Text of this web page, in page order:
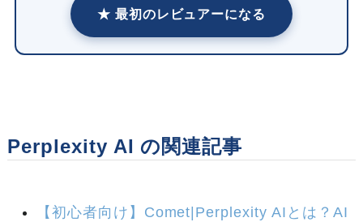
★ 最初のレビュアーになる
Perplexity AI の関連記事
【初心者向け】Comet|Perplexity AIとは？AI